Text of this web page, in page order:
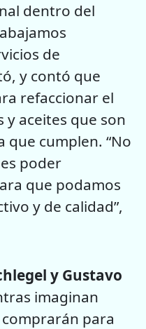
dentro del
de
y contó que
refaccionar el
y aceites que son
que cumplen. “No
poder
que podamos
y de calidad”,
y Gustavo
imaginan
para